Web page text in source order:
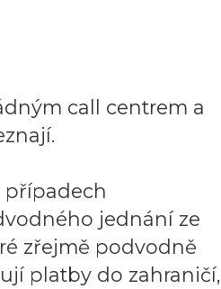
call centrem a
případech
jednání ze
zřejmě podvodně
platby do zahraničí,